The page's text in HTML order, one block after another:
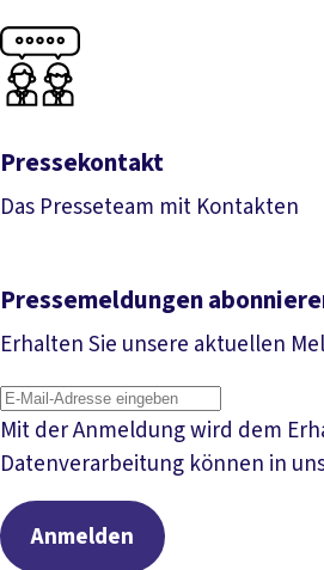
Pressekontakt
Das Presseteam mit Kontakten
Pressemeldungen
Erhalten Sie unsere aktuellen
Mit der Anmeldung wird dem
Datenverarbeitung können in
Anmelden